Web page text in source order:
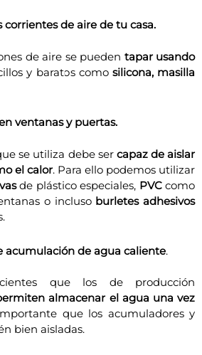
corrientes de aire de tu casa.
de aire se pueden tapar usando
y baratos como silicona, masilla
ventanas y puertas.
se utiliza debe ser capaz de aislar
el calor. Para ello podemos utilizar
de plástico especiales, PVCcomo
o incluso burletes adhesivos
acumulación de agua caliente.
que los de producción
almacenar el agua una vez
que los acumuladores y
bien aisladas.